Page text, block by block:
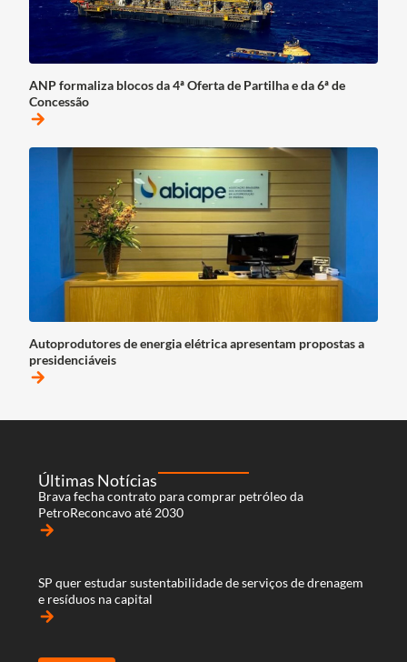
ANP formaliza blocos da 4ª Oferta de Partilha e da 6ª de
Concessão
arrow_forward
Autoprodutores de energia elétrica apresentam propostas a
presidenciáveis
arrow_forward
Últimas Notícias
Brava fecha contrato para comprar petróleo da
PetroReconcavo até 2030
arrow_forward
SP quer estudar sustentabilidade de serviços de drenagem
e resíduos na capital
arrow_forward